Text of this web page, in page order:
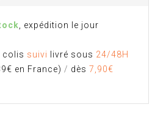
, expédition le jour
colis suivi livré sous 24/48H
en France) / dès 7,90€